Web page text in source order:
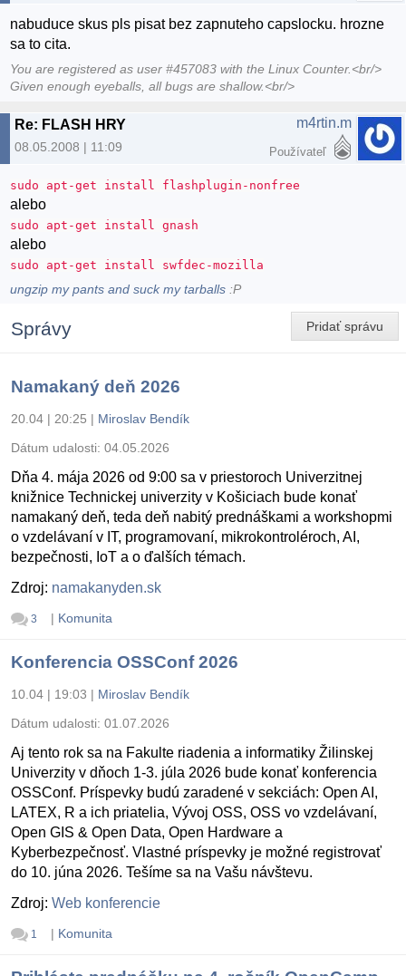
nabuduce skus pls pisat bez zapnuteho capslocku. hrozne
sa to cita.
You are registered as user #457083 with the Linux Counter.<br/>
Given enough eyeballs, all bugs are shallow.<br/>
Re: FLASH HRY
08.05.2008 | 11:09
m4rtin.m
Používateľ
sudo apt-get install flashplugin-nonfree
alebo
sudo apt-get install gnash
alebo
sudo apt-get install swfdec-mozilla
ungzip my pants and suck my tarballs :P
Pridať správu
Správy
Namakaný deň 2026
20.04 | 20:25 | Miroslav Bendík
Dátum udalosti: 04.05.2026
Dňa 4. mája 2026 od 9:00 sa v priestoroch Univerzitnej
knižnice Technickej univerzity v Košiciach bude konať
namakaný deň, teda deň nabitý prednáškami a workshopmi
o vzdelávaní v IT, programovaní, mikrokontroléroch, AI,
bezpečnosti, IoT a o ďalších témach.
Zdroj: namakanyden.sk
3 | Komunita
Konferencia OSSConf 2026
10.04 | 19:03 | Miroslav Bendík
Dátum udalosti: 01.07.2026
Aj tento rok sa na Fakulte riadenia a informatiky Žilinskej
Univerzity v dňoch 1-3. júla 2026 bude konať konferencia
OSSConf. Príspevky budú zaradené v sekciách: Open AI,
LATEX, R a ich priatelia, Vývoj OSS, OSS vo vzdelávaní,
Open GIS & Open Data, Open Hardware a
Kyberbezpečnosť. Vlastné príspevky je možné registrovať
do 10. júna 2026. Tešíme sa na Vašu návštevu.
Zdroj: Web konferencie
1 | Komunita